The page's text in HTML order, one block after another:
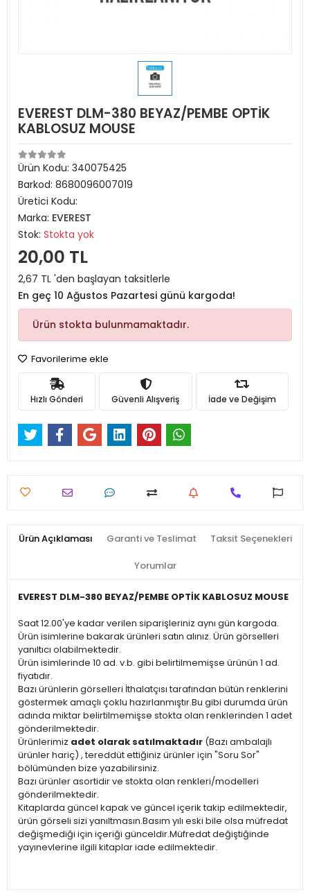
EVEREST DLM-380 BEYAZ/PEMBE OPTİK
KABLOSUZ MOUSE
Ürün Kodu: 340075425
Barkod: 8680096007019
Üretici Kodu:
Marka: EVEREST
Stok: Stokta yok
20,00 TL
2,67 TL 'den başlayan taksitlerle
En geç 10 Ağustos Pazartesi günü kargoda!
Ürün stokta bulunmamaktadır.
Favorilerime ekle
Hızlı Gönderi Güvenli Alışveriş İade ve Değişim
Ürün Açıklaması Garanti ve Teslimat Taksit Seçenekleri
Yorumlar
EVEREST DLM-380 BEYAZ/PEMBE OPTİK KABLOSUZ MOUSE
Saat 12.00'ye kadar verilen siparişleriniz aynı gün kargoda.
Ürün isimlerine bakarak ürünleri satın alınız. Ürün görselleri
yanıltıcı olabilmektedir.
Ürün isimlerinde 10 ad. v.b. gibi belirtilmemişse ürünün 1 ad.
fiyatıdır.
Bazı ürünlerin görselleri İthalatçısı tarafından bütün renklerini
göstermek amaçlı çoklu hazırlanmıştır.Bu gibi durumda ürün
adında miktar belirtilmemişse stokta olan renklerinden 1 adet
gönderilmektedir.
Ürünlerimiz adet olarak satılmaktadır (Bazı ambalajlı
ürünler hariç) , tereddüt ettiğiniz ürünler için "Soru Sor"
bölümünden bize yazabilirsiniz.
Bazı ürünler asortidir ve stokta olan renkleri/modelleri
gönderilmektedir.
Kitaplarda güncel kapak ve güncel içerik takip edilmektedir,
ürün görseli sizi yanıltmasın.Basım yılı eski bile olsa müfredat
değişmediği için içeriği günceldir.Müfredat değiştiğinde
yayınevlerine ilgili kitaplar iade edilmektedir.